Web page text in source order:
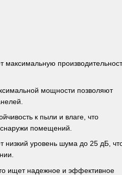
максимальную
мощности позволяют
к пыли и влаге, что
снаружи помещений.
низкий уровень шума до 25 дБ,
ищет надежное и эффективное